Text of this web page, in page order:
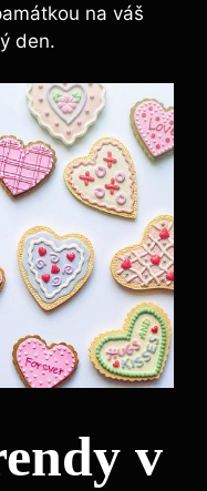
na váš
den.
v